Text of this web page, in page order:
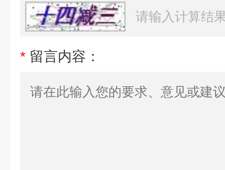
* 留言内容：